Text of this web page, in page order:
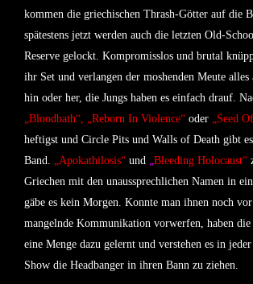
kommen die griechischen Thrash-Götter auf die
spätestens jetzt werden auch die letzten Old-
Reserve gelockt. Kompromisslos und brutal
ihr Set und verlangen der moshenden Meute
hin oder her, die Jungs haben es einfach drauf.
„Bloodbath“, „Reborn In Violence“ oder „Seed
heftigst und Circle Pits und Walls of Death gibt
Band.
„Apokathilosis“ und Bleeding Holocaust“
Griechen mit den unaussprechlichen Namen in
gäbe es kein Morgen. Konnte man ihnen noch vor
mangelnde Kommunikation vorwerfen, haben
eine Menge dazu gelernt und verstehen es in
Show die Headbanger in ihren Bann zu ziehen.